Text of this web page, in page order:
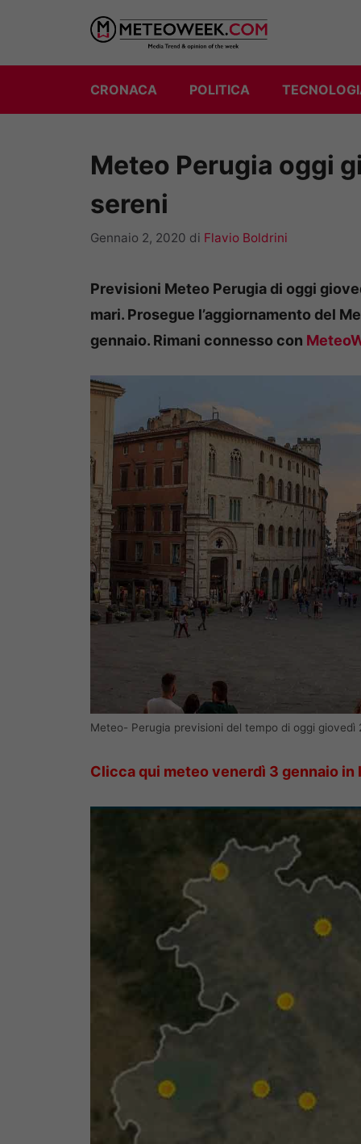
contenuto
CRONACA POLITICA
Meteo Perugia oggi
sereni
Gennaio 2, 2020 di Flavio Boldrini
Previsioni Meteo Perugia di oggi
mari. Prosegue l’aggiornamento del
gennaio. Rimani connesso con
Meteo- Perugia previsioni del tempo di oggi
Clicca qui meteo venerdì 3 gennaio in